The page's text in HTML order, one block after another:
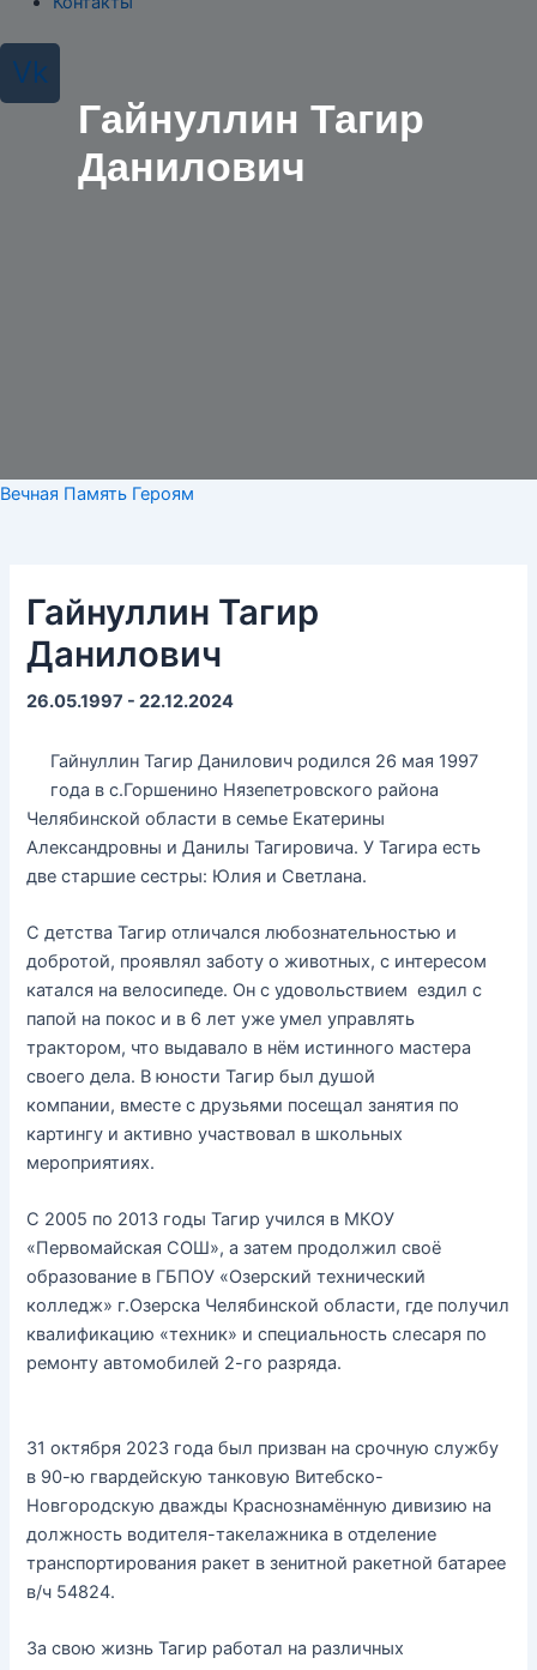
Vk
Гайнуллин Тагир
Данилович
Вечная Память Героям
Гайнуллин Тагир
Данилович
26.05.1997 - 22.12.2024
Гайнуллин Тагир Данилович родился 26 мая 1997
года в с.Горшенино Нязепетровского района
Челябинской области в семье Екатерины
Александровны и Данилы Тагировича. У Тагира есть
две старшие сестры: Юлия и Светлана.
С детства Тагир отличался любознательностью и
добротой, проявлял заботу о животных, с интересом
катался на велосипеде. Он с удовольствием ездил с
папой на покос и в 6 лет уже умел управлять
трактором, что выдавало в нём истинного мастера
своего дела. В юности Тагир был душой
компании, вместе с друзьями посещал занятия по
картингу и активно участвовал в школьных
мероприятиях.
С 2005 по 2013 годы Тагир учился в МКОУ
«Первомайская СОШ», а затем продолжил своё
образование в ГБПОУ «Озерский технический
колледж» г.Озерска Челябинской области, где получил
квалификацию «техник» и специальность слесаря по
ремонту автомобилей 2-го разряда.
31 октября 2023 года был призван на срочную службу
в 90-ю гвардейскую танковую Витебско-
Новгородскую дважды Краснознамённую дивизию на
должность водителя-такелажника в отделение
транспортирования ракет в зенитной ракетной батарее
в/ч 54824.
За свою жизнь Тагир работал на различных